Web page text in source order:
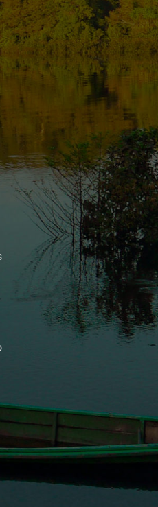
REVISTA DE
A Arqueologia Pública, por sua
publicação da Revista de
do Laboratório, ligado ao Núcleo
instalações no